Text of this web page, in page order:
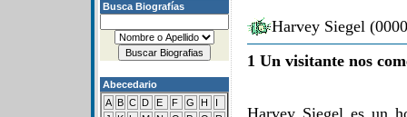
Busca Biografías
Abecedario
A B C D E F G H
I
Harvey Siegel
1 Un visitante nos
Harvey Siegel es un